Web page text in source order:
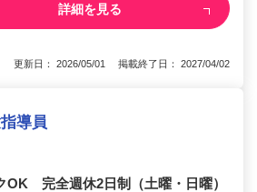
詳細を見る
更新日： 2026/05/01 掲載終了日： 2027/04/02
導員
OK 完全週休2日制（土曜・日曜）